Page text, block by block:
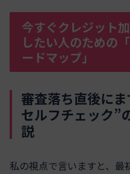
今すぐクレジット
したい人のための
ードマップ」
審査落ち直後に
セルフチェック”
説
私の視点で言いますと、最